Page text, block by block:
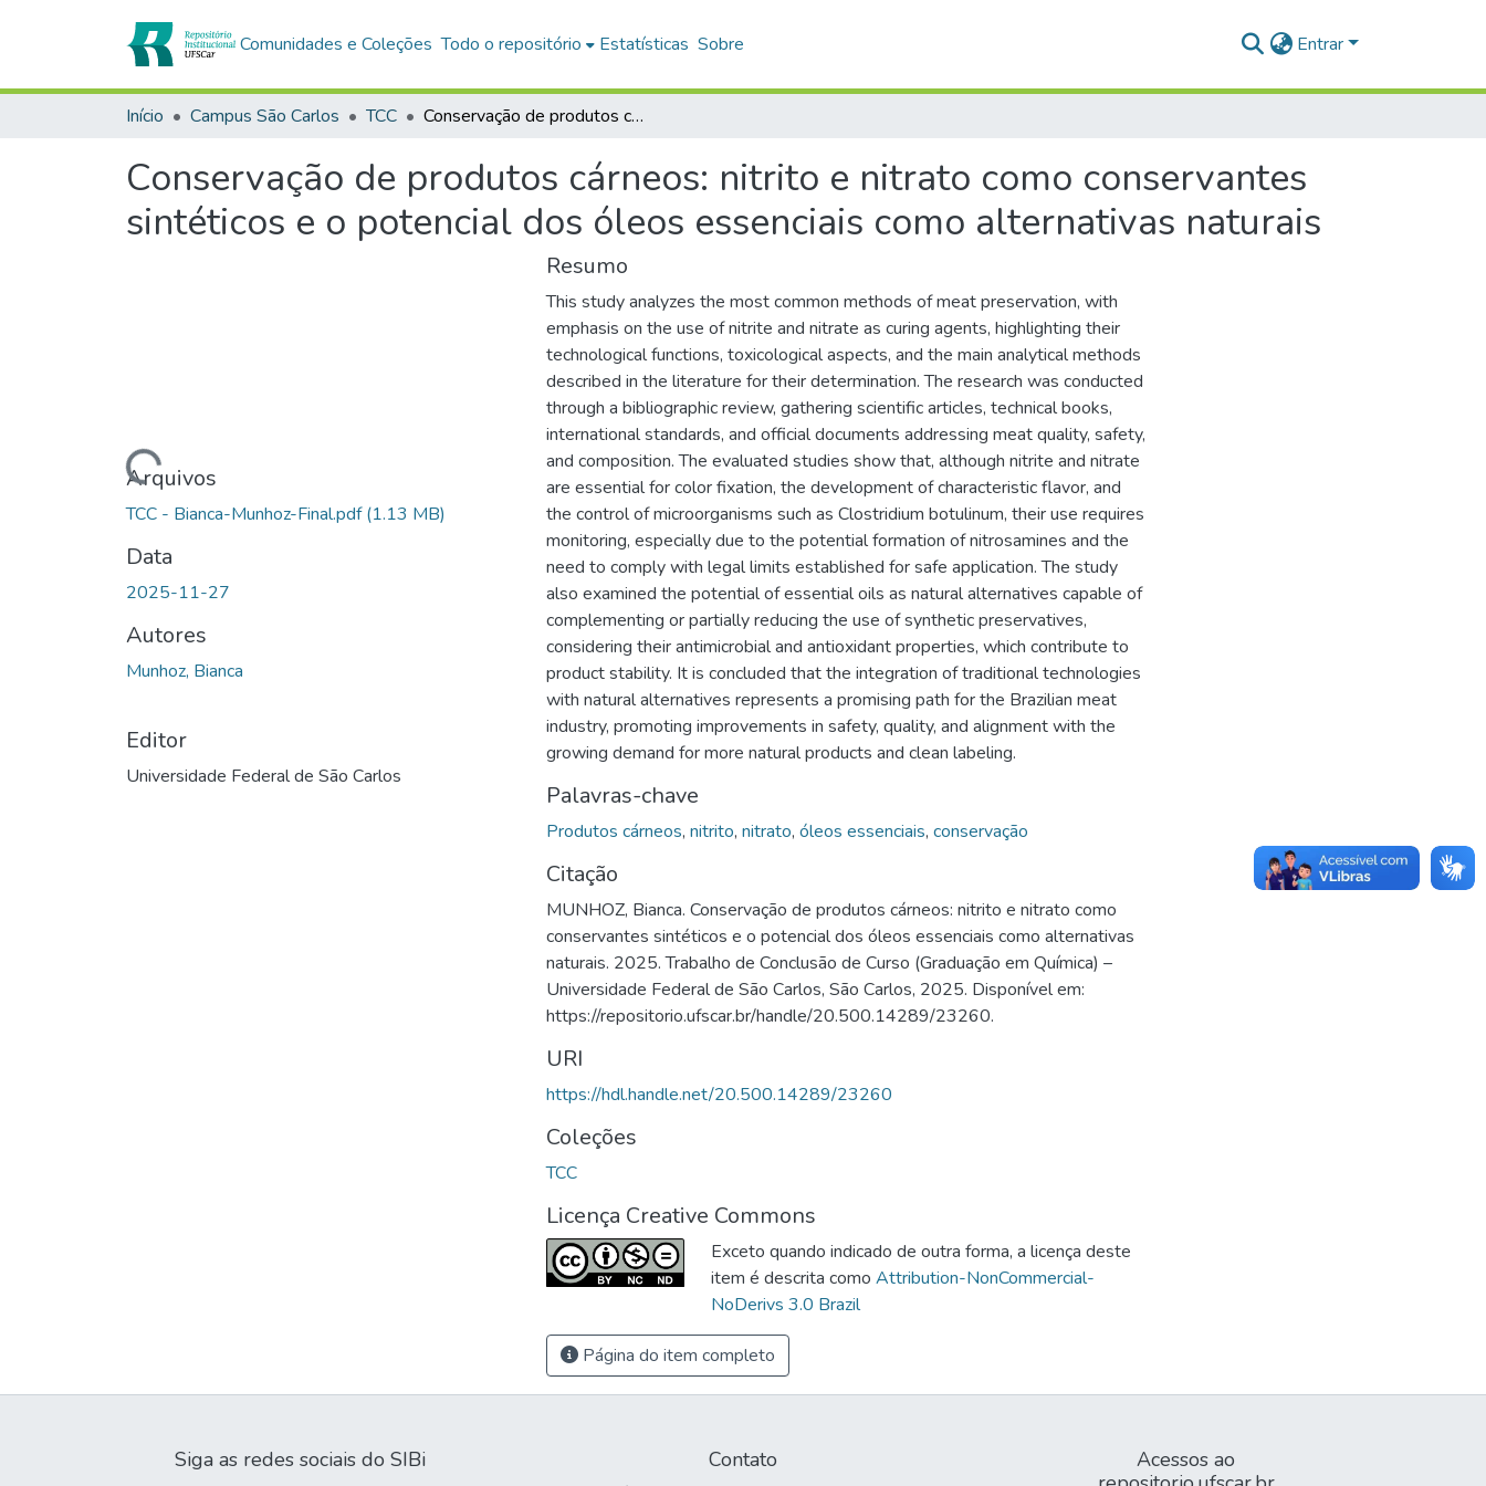
Comunidades e Coleções Todo o repositório Estatísticas Sobre Entrar
Início Campus São Carlos TCC Conservação de produtos cárneos: nitrito e nitrato como conservantes sintéticos e o potencial dos óleos essenciais como alternativas naturais
Conservação de produtos cárneos: nitrito e nitrato como conservantes
sintéticos e o potencial dos óleos essenciais como alternativas naturais
Carregando...Arquivos
TCC - Bianca-Munhoz-Final.pdf(1.13 MB)
Data
2025-11-27
Autores
Munhoz, Bianca
Editor
Universidade Federal de São Carlos
Resumo
This study analyzes the most common methods of meat preservation, with
emphasis on the use of nitrite and nitrate as curing agents, highlighting their
technological functions, toxicological aspects, and the main analytical methods
described in the literature for their determination. The research was conducted
through a bibliographic review, gathering scientific articles, technical books,
international standards, and official documents addressing meat quality, safety,
and composition. The evaluated studies show that, although nitrite and nitrate
are essential for color fixation, the development of characteristic flavor, and
the control of microorganisms such as Clostridium botulinum, their use requires
monitoring, especially due to the potential formation of nitrosamines and the
need to comply with legal limits established for safe application. The study
also examined the potential of essential oils as natural alternatives capable of
complementing or partially reducing the use of synthetic preservatives,
considering their antimicrobial and antioxidant properties, which contribute to
product stability. It is concluded that the integration of traditional technologies
with natural alternatives represents a promising path for the Brazilian meat
industry, promoting improvements in safety, quality, and alignment with the
growing demand for more natural products and clean labeling.
Palavras-chave
Produtos cárneos, nitrito, nitrato, óleos essenciais, conservação
Citação
MUNHOZ, Bianca. Conservação de produtos cárneos: nitrito e nitrato como
conservantes sintéticos e o potencial dos óleos essenciais como alternativas
naturais. 2025. Trabalho de Conclusão de Curso (Graduação em Química) –
Universidade Federal de São Carlos, São Carlos, 2025. Disponível em:
https://repositorio.ufscar.br/handle/20.500.14289/23260.
URI
https://hdl.handle.net/20.500.14289/23260
Coleções
TCC
Licença Creative Commons
Exceto quando indicado de outra forma, a licença deste
item é descrita como Attribution-NonCommercial-
NoDerivs 3.0 Brazil
Página do item completo
Siga as redes sociais do SIBi Contato
Acessos ao